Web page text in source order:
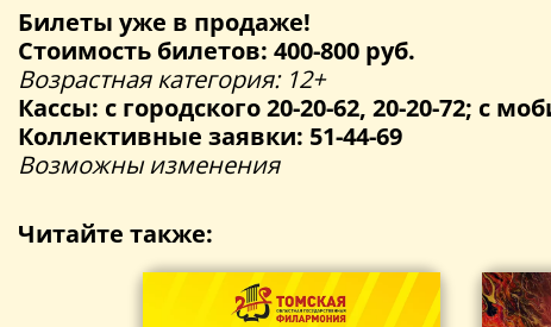
Билеты уже в продаже!
Стоимость билетов: 400-800 руб.
Возрастная категория: 12+
Кассы: с городского 20-20-62, 20-20-72; с
Коллективные заявки: 51-44-69
Возможны изменения
Читайте также: